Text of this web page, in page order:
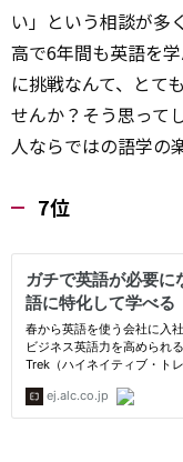
い」という相談が多
高で6年間も英語を
に挑戦なんて、とて
せんか？そう思って
人ならではの語学の
7位